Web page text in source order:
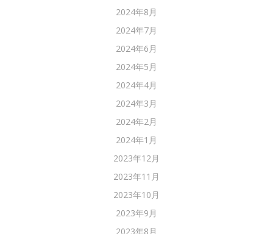
2024年8月
2024年7月
2024年6月
2024年5月
2024年4月
2024年3月
2024年2月
2024年1月
2023年12月
2023年11月
2023年10月
2023年9月
2023年8月